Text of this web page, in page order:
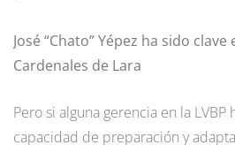
José “Chato” Yépez ha sido
Cardenales de Lara
Pero si alguna gerencia en la
capacidad de preparación y